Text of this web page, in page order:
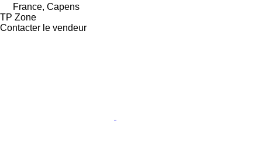
France, Capens
TP Zone
Contacter le vendeur